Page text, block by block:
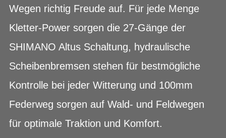
Wegen richtig Freude auf. Für jede Menge
Kletter-Power sorgen die 27-Gänge der
SHIMANO Altus Schaltung, hydraulische
Scheibenbremsen stehen für bestmögliche
Kontrolle bei jeder Witterung und 100mm
Federweg sorgen auf Wald- und Feldwegen
für optimale Traktion und Komfort.